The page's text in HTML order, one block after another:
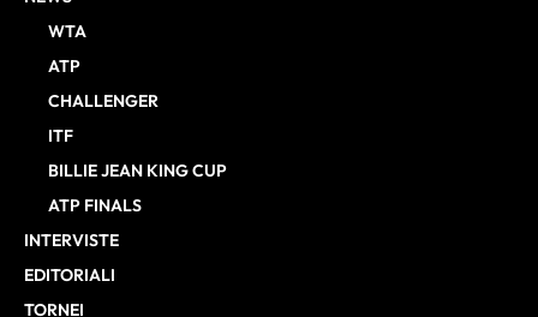
WTA
ATP
CHALLENGER
ITF
BILLIE JEAN KING CUP
ATP FINALS
INTERVISTE
EDITORIALI
TORNEI